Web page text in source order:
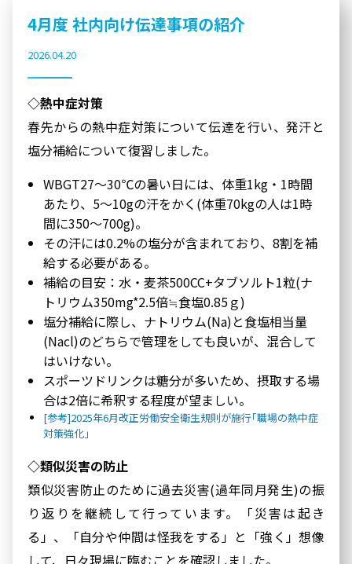
4月度 社内向け伝達事項の紹介
2026.04.20
◇熱中症対策
春先からの熱中症対策について伝達を行い、発汗と
塩分補給について復習しました。
WBGT27～30℃の暑い日には、体重1kg・1時間
あたり、5～10gの汗をかく(体重70kgの人は1時
間に350～700g)。
その汗には0.2%の塩分が含まれており、8割を補
給する必要がある。
補給の目安：水・麦茶500CC+タブソルト1粒(ナ
トリウム350mg*2.5倍≒食塩0.85ｇ)
塩分補給に際し、ナトリウム(Na)と食塩相当量
(Nacl)のどちらで管理をしても良いが、混合して
はいけない。
スポーツドリンクは糖分が多いため、摂取する場
合は2倍に希釈する程度が望ましい。
[参考]2025年6月改正労働安全衛生規則が施行｢職場の熱中症
対策強化｣
◇類似災害の防止
類似災害防止のために過去災害(過年同月発生)の振
り返りを継続して行っています。「災害は起き
る」、「自分や仲間は怪我をする」と「強く」想像
して、日々現場に臨むことを確認しました。